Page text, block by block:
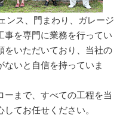
ンス、門まわり、ガレージ
事を専門に業務を行ってい
をいただいており、当社の
いと自信を持っていま
ーまで、すべての工程を当
てお任せください。